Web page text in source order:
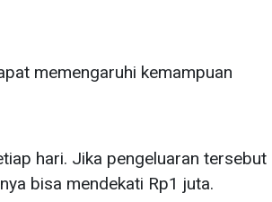
memengaruhi kemampuan
hari. Jika pengeluaran tersebut
bisa mendekati Rp1 juta.